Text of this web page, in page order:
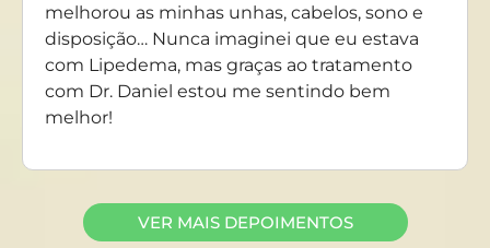
melhorou as minhas unhas, cabelos, sono e
disposição… Nunca imaginei que eu estava
com Lipedema, mas graças ao tratamento
com Dr. Daniel estou me sentindo bem
melhor!
VER MAIS DEPOIMENTOS